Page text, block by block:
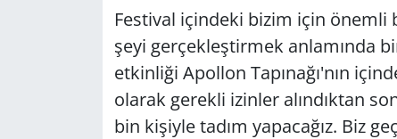
Festival içindeki bizim için
şeyi gerçekleştirmek anlamında
etkinliği Apollon Tapınağı'nın
olarak gerekli izinler alındıktan
bin kişiyle tadım yapacağız. Biz